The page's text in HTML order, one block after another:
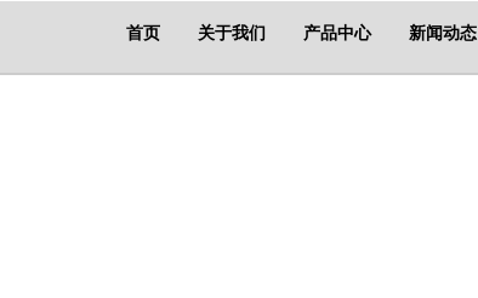
首页 关于我们 产品中心 新闻动态